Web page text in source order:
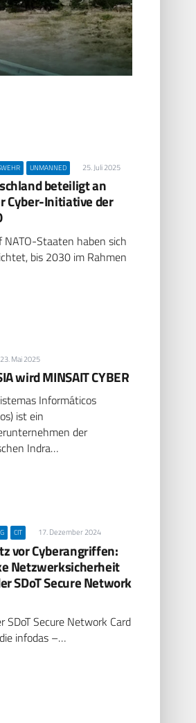
UNMANNED 25. Juli 2025
beteiligt an
Cyber-Initiative der
NATO-Staaten haben sich
bis 2030 im Rahmen
23. Mai 2025
wird MINSAIT CYBER
Informáticos
ist ein
der
Indra…
CIT 17. Dezember 2024
vor Cyberangriffen:
Netzwerksicherheit
SDoT Secure Network
SDoT Secure Network Card
infodas –…